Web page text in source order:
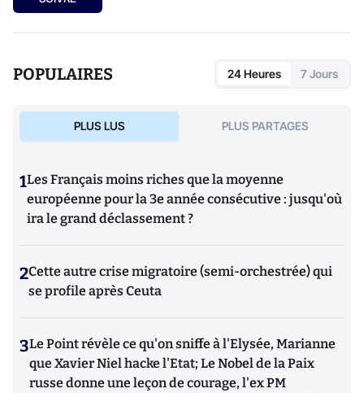
POPULAIRES 24 Heures 7 Jours
PLUS LUS PLUS PARTAGES
1Les Français moins riches que la moyenne
européenne pour la 3e année consécutive : jusqu'où
ira le grand déclassement ?
2Cette autre crise migratoire (semi-orchestrée) qui
se profile après Ceuta
3Le Point révèle ce qu'on sniffe à l'Elysée, Marianne
que Xavier Niel hacke l'Etat; Le Nobel de la Paix
russe donne une leçon de courage, l'ex PM